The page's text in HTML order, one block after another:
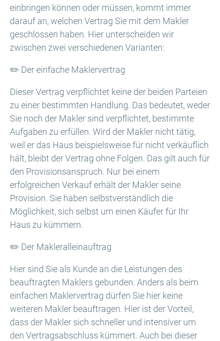
einbringen können oder müssen, kommt immer
darauf an, welchen Vertrag Sie mit dem Makler
geschlossen haben. Hier unterscheiden wir
zwischen zwei verschiedenen Varianten:
✏️ Der einfache Maklervertrag
Dieser Vertrag verpflichtet keine der beiden Parteien
zu einer bestimmten Handlung. Das bedeutet, weder
Sie noch der Makler sind verpflichtet, bestimmte
Aufgaben zu erfüllen. Wird der Makler nicht tätig,
weil er das Haus beispielsweise für nicht verkäuflich
hält, bleibt der Vertrag ohne Folgen. Das gilt auch für
den Provisionsanspruch. Nur bei einem
erfolgreichen Verkauf erhält der Makler seine
Provision. Sie haben selbstverständlich die
Möglichkeit, sich selbst um einen Käufer für Ihr
Haus zu kümmern.
✏️ Der Makleralleinauftrag
Hier sind Sie als Kunde an die Leistungen des
beauftragten Maklers gebunden. Anders als beim
einfachen Maklervertrag dürfen Sie hier keine
weiteren Makler beauftragen. Hier ist der Vorteil,
dass der Makler sich schneller und intensiver um
den Vertragsabschluss kümmert. Auch bei dieser